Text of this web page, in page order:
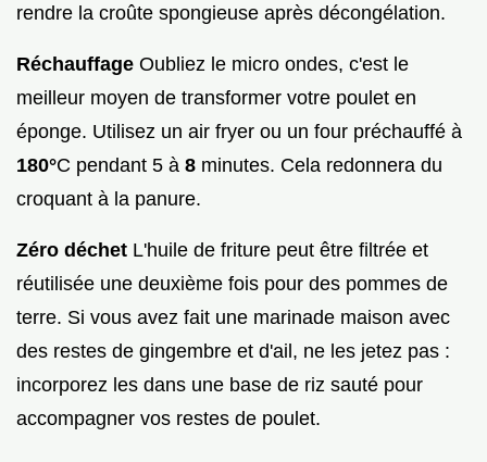
rendre la croûte spongieuse après décongélation.
Réchauffage Oubliez le micro ondes, c'est le
meilleur moyen de transformer votre poulet en
éponge. Utilisez un air fryer ou un four préchauffé à
180°C pendant 5 à 8 minutes. Cela redonnera du
croquant à la panure.
Zéro déchet L'huile de friture peut être filtrée et
réutilisée une deuxième fois pour des pommes de
terre. Si vous avez fait une marinade maison avec
des restes de gingembre et d'ail, ne les jetez pas :
incorporez les dans une base de riz sauté pour
accompagner vos restes de poulet.